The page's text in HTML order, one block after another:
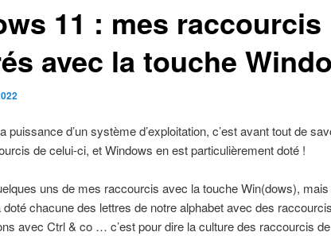
11 : mes raccourcis
avec la touche
puissance d’un système d’exploitation, c’est avant tout de
de celui-ci, et Windows en est particulièrement doté !
uns de mes raccourcis avec la touche Win(dows),
chacune des lettres de notre alphabet avec des
avec Ctrl & co … c’est pour dire la culture des raccourcis